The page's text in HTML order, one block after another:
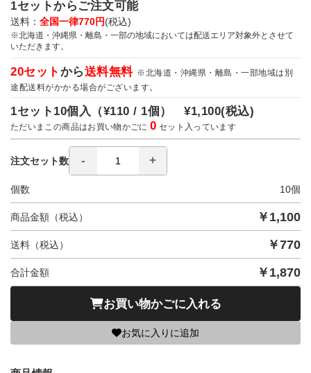
1セットからご注文可能
送料： 全国一律770円(税込)
※北海道・沖縄県・離島・一部の地域においては配送エリア対象外とさせて
いただきます。
20セット から送料無料 ※北海道・沖縄県・離島・一部地域は別
途配送料がかかる場合がございます。
1セット10個入（¥110 / 1個）¥1,100(税込)
ただいまこの商品はお買い物かごに0 セット入っています
注文セット数
個数 10個
商品金額（税込） ￥ 1,100
送料（税込） ￥770
合計金額 ￥ 1,870
お買い物かごに入れる
お気に入りに追加